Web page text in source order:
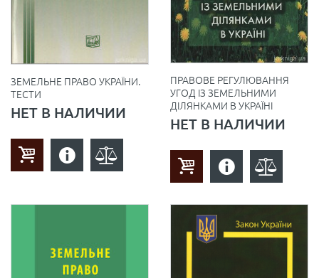
ЗЕМЕЛЬНЕ ПРАВО УКРАЇНИ.
ТЕСТИ
НЕТ В НАЛИЧИИ
ПРАВОВЕ РЕГУЛЮВАННЯ
УГОД ІЗ ЗЕМЕЛЬНИМИ
ДІЛЯНКАМИ В УКРАЇНІ
НЕТ В НАЛИЧИИ